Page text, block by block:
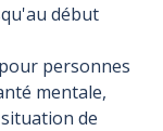
début
personnes
mentale,
de